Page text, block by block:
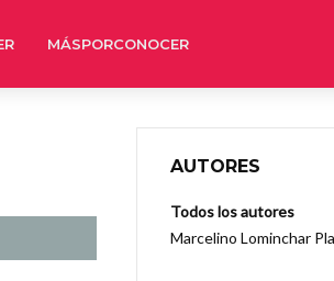
MÁSPORCONOCER
AUTORES
Todos los autores
Marcelino Lominchar